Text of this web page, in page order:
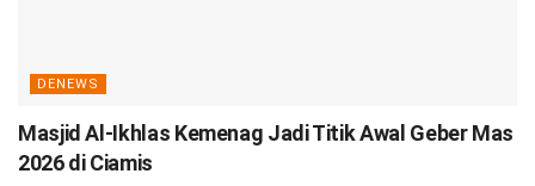
DENEWS
Masjid Al-Ikhlas Kemenag Jadi Titik Awal Geber Mas
2026 di Ciamis